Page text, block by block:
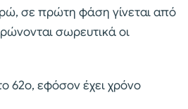
σε πρώτη φάση γίνεται από
σωρευτικά οι
62ο, εφόσον έχει χρόνο